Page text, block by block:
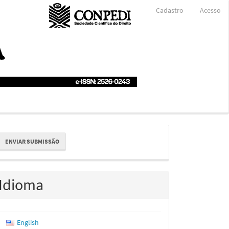
Cadastro Acesso
ENVIAR SUBMISSÃO
Idioma
English